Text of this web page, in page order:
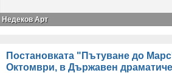
Недеков Арт
Постановката "Пътуване до
Октомври, в Държавен